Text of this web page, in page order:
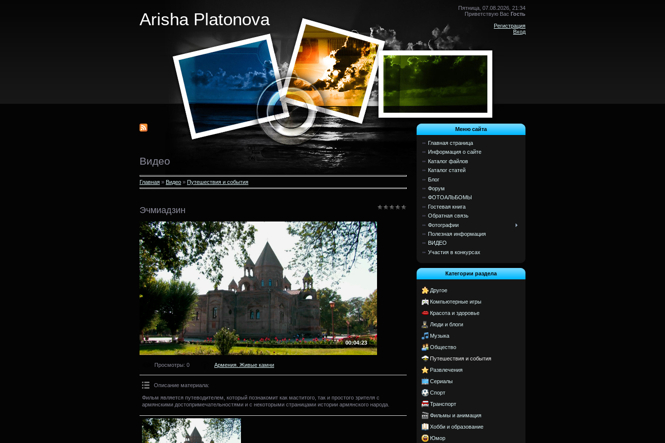
Arisha Platonova
Пятница, 07.08.2026, 21:34
Приветствую Вас Гость
Регистрация
Вход
Видео
Главная » Видео » Путешествия и события
Эчмиадзин
00:04:23
Просмотры: 0 Армения. Живые камни
Описание материала:
Фильм является путеводителем, который познакомит как маститого, так и простого зрителя с
армянскими достопримечательностями и с некоторыми страницами истории армянского народа.
Меню сайта
Главная страница
Информация о сайте
Каталог файлов
Каталог статей
Блог
Форум
ФОТОАЛЬБОМЫ
Гостевая книга
Обратная связь
Фотографии
Полезная информация
ВИДЕО
Участия в конкурсах
Категории раздела
Другое
Компьютерные игры
Красота и здоровье
Люди и блоги
Музыка
Общество
Путешествия и события
Развлечения
Сериалы
Спорт
Транспорт
Фильмы и анимация
Хобби и образование
Юмор